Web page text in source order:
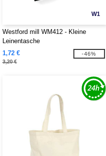
W1
Westford mill WM412 - Kleine
Leinentasche
1,72 €
3,20 €
-46%